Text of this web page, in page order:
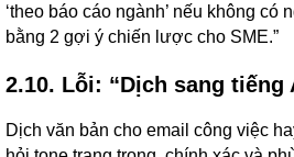
‘theo báo cáo ngành’ nếu không có
bằng 2 gợi ý chiến lược cho SME.”
2.10. Lỗi: “Dịch sang tiếng
Dịch văn bản cho email công việc